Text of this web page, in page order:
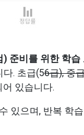
준비를 위한 학습
. 초급(56급), 중
있습니다.
있으며, 반복 학